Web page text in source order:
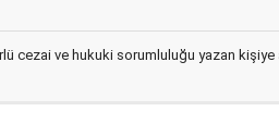
cezai ve hukuki sorumluluğu yazan